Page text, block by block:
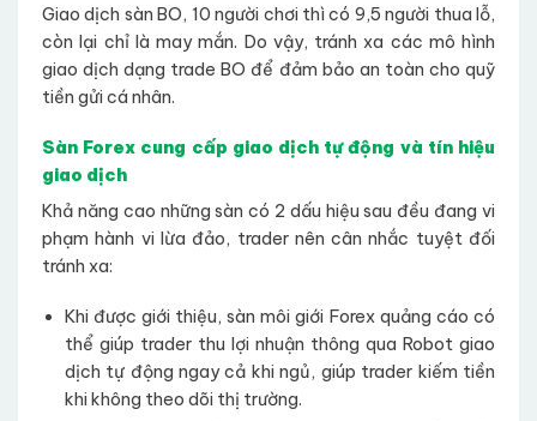
Giao dịch sàn BO, 10 người chơi thì có 9,5 người thua lỗ,
còn lại chỉ là may mắn. Do vậy, tránh xa các mô hình
giao dịch dạng trade BO để đảm bảo an toàn cho quỹ
tiền gửi cá nhân.
Sàn Forex cung cấp giao dịch tự động và tín hiệu
giao dịch
Khả năng cao những sàn có 2 dấu hiệu sau đều đang vi
phạm hành vi lừa đảo, trader nên cân nhắc tuyệt đối
tránh xa:
Khi được giới thiệu, sàn môi giới Forex quảng cáo có
thể giúp trader thu lợi nhuận thông qua Robot giao
dịch tự động ngay cả khi ngủ, giúp trader kiếm tiền
khi không theo dõi thị trường.